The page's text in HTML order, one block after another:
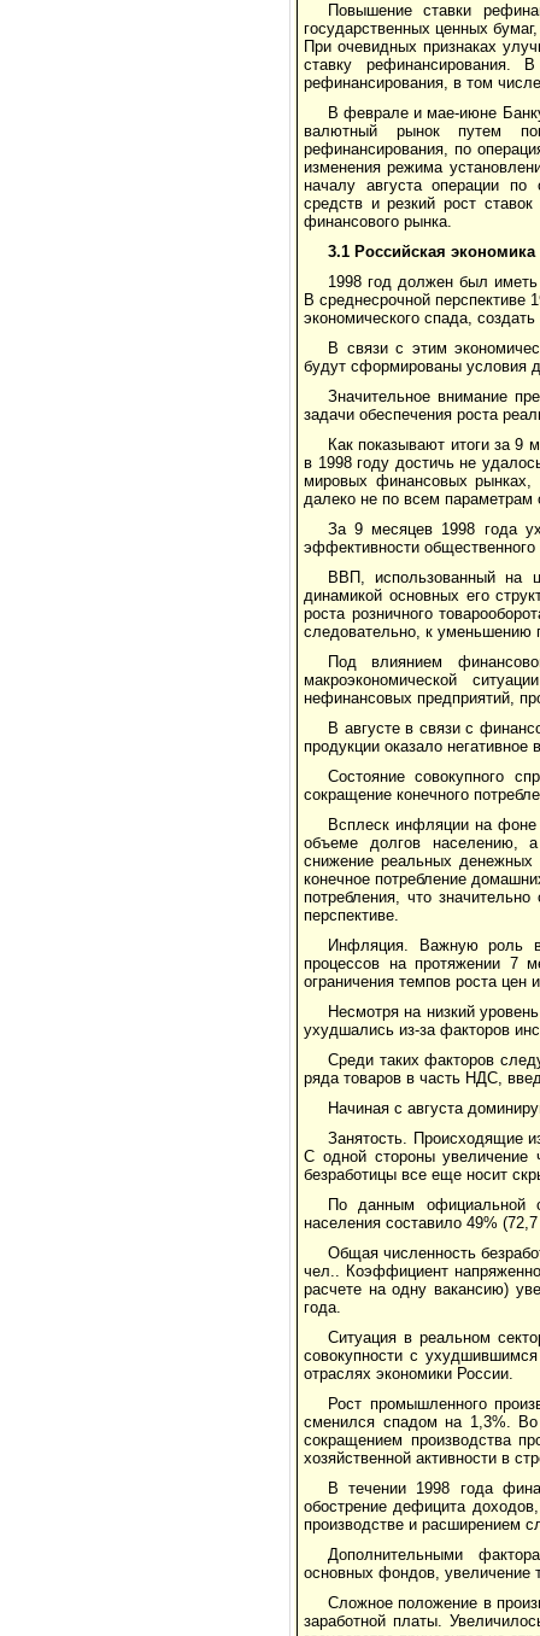
Повышение ставки
государственных ценных
При очевидных признаках
ставку
рефинансирования, в том
В феврале и мае-июне
валютный рынок путем
рефинансирования, по
изменения режима
началу августа операции по
средств и резкий рост
финансового рынка.
3.1 Российская экономика
1998 год должен был
В среднесрочной перспективе
экономического спада,
В связи с этим
будут сформированы условия
Значительное внимание
задачи обеспечения роста
Как показывают итоги за 9
в 1998 году достичь не
мировых финансовых рынках,
далеко не по всем
За 9 месяцев 1998 года
эффективности общественного
ВВП, использованный на
динамикой основных его
роста розничного
следовательно, к уменьшению
Под влиянием
макроэкономической
нефинансовых предприятий,
В августе в связи с
продукции оказало
Состояние совокупного
сокращение конечного
Всплеск инфляции на фоне
объеме долгов населению, а
снижение реальных
конечное потребление
потребления, что
перспективе.
Инфляция. Важную роль в
процессов на протяжении 7
ограничения темпов роста
Несмотря на низкий
ухудшались из-за факторов
Среди таких факторов
ряда товаров в часть НДС,
Начиная с августа
Занятость. Происходящие
С одной стороны увеличение
безработицы все еще носит
По данным официальной
населения составило 49%
Общая численность
чел.. Коэффициент
расчете на одну вакансию)
года.
Ситуация в реальном
совокупности с
отраслях экономики России.
Рост промышленного
сменился спадом на 1,3%. Во
сокращением производства
хозяйственной активности в
В течении 1998 года
обострение дефицита
производстве и расширением
Дополнительными
основных фондов, увеличение
Сложное положение в
заработной платы.